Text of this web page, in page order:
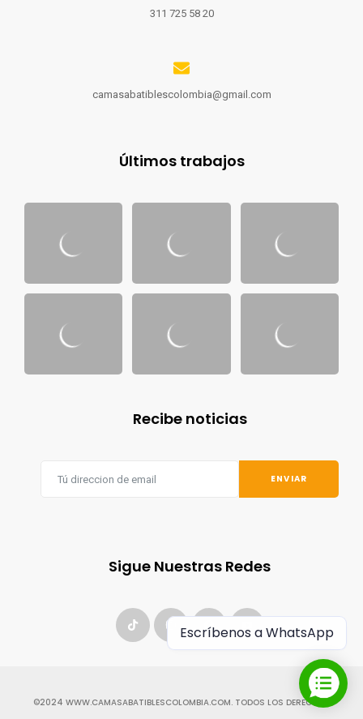
311 725 58 20
camasabatiblescolombia@gmail.com
Últimos trabajos
Recibe noticias
ENVIAR
Sigue Nuestras Redes
©2024 WWW.CAMASABATIBLESCOLOMBIA.COM. TODOS LOS DERECHOS
Escríbenos a WhatsApp